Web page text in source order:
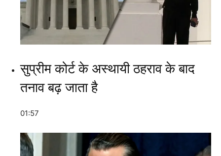
सुप्रीम कोर्ट के अस्थायी ठहराव के बाद
तनाव बढ़ जाता है
01:57